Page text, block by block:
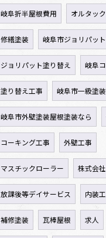
岐阜折半屋根費用 オルタッ
修繕塗装 岐阜市ジョリパッ
ジョリパット塗り替え 岐阜
塗り替え工事 岐阜市一級塗
岐阜市外壁塗装屋根塗装なら
コーキング工事 外壁工事
マスチックローラー 株式会
放課後等デイサービス 内装
補修塗装 瓦棒屋根 求人